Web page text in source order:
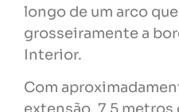
longo de um arco
grosseiramente a
Interior.
Com